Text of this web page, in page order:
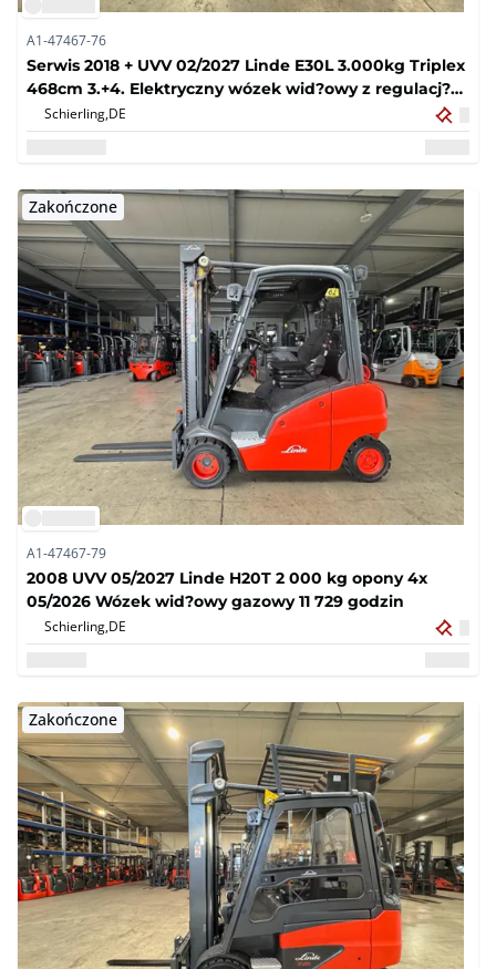
A1-47467-76
Serwis 2018 + UVV 02/2027 Linde E30L 3.000kg Triplex
468cm 3.+4. Elektryczny wózek wid?owy z regulacj?
widelca zaworów 11.229 godzin
Schierling,DE
Zakończone
A1-47467-79
2008 UVV 05/2027 Linde H20T 2 000 kg opony 4x
05/2026 Wózek wid?owy gazowy 11 729 godzin
Schierling,DE
Zakończone